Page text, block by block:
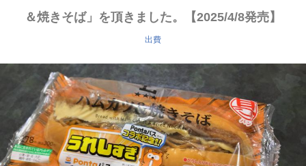
＆焼きそば」を頂きました。【2025/4/8発売】
出費